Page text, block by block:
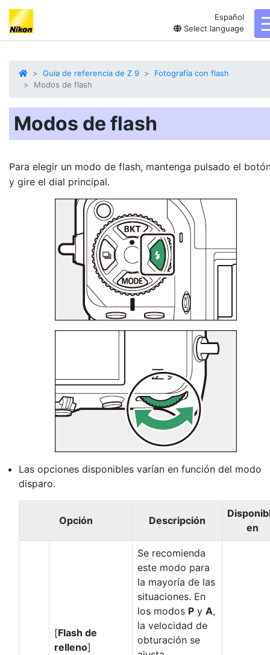
Español
Select language
Guia de referencia de Z 9
Fotografía con flash
Modos de flash
Modos de flash
Para elegir un modo de flash, mantenga pulsado el
y gire el dial principal.
Las opciones disponibles varían en función del modo
disparo.
Opción Descripción
en
[Flash de
relleno]
Se recomienda
este modo para
la mayoría de las
situaciones. En
los modos P y A,
la velocidad de
obturación se